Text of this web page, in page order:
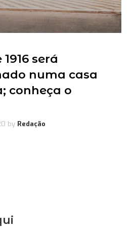
será
numa casa
conheça o
by Redação